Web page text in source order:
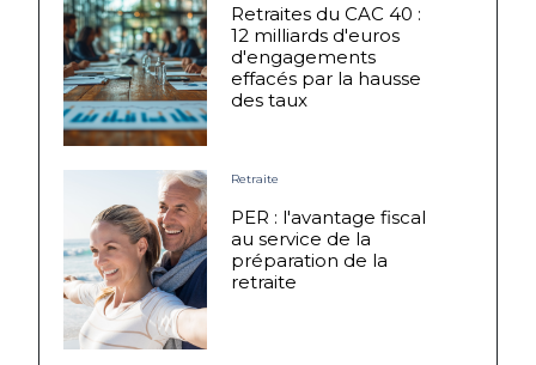
Retraites du CAC 40 :
12 milliards d'euros
d'engagements
effacés par la hausse
des taux
Retraite
PER : l'avantage fiscal
au service de la
préparation de la
retraite